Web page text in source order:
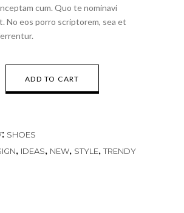
cum. Quo te nominavi
No eos porro scriptorem, sea et
ADD TO CART
SHOES
, IDEAS, NEW, STYLE,TRENDY